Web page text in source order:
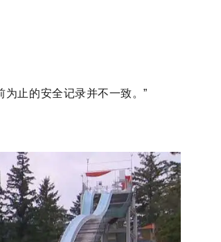
为止的安全记录并不一致。”